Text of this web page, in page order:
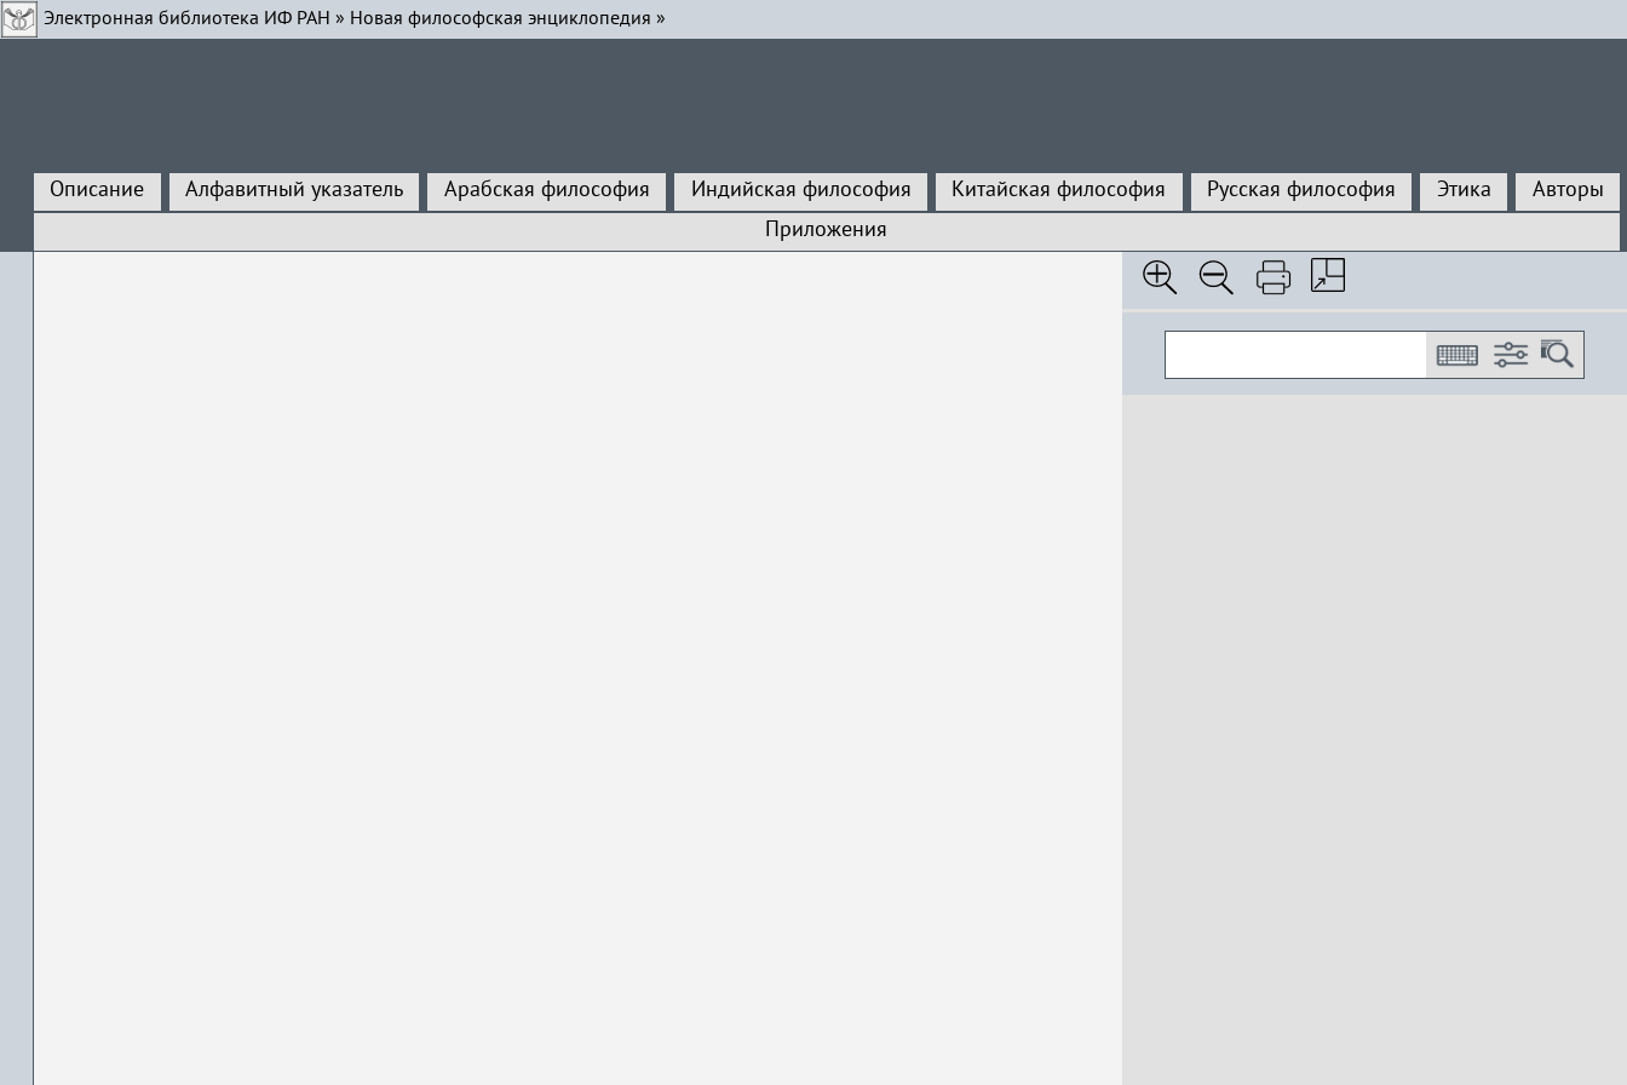
Электронная библиотека ИФ РАН » Новая философская энциклопедия »
Описание Алфавитный указатель Арабская философия Индийская философия Китайская философия Русская философия Этика
Авторы
Приложения